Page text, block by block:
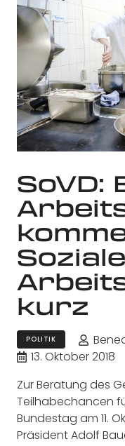
SoVD:
kurz
POLITIK
13. Oktober 2018
Zur Beratung des
Teilhabechancen
Bundestag am 11.
Präsident Adolf